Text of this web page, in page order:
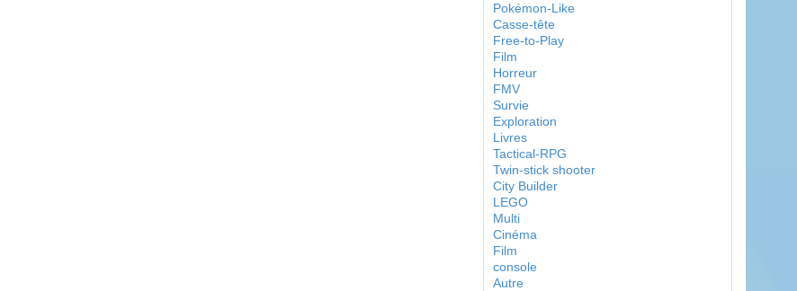
Pokémon-Like
Casse-tête
Free-to-Play
Film
Horreur
FMV
Survie
Exploration
Livres
Tactical-RPG
Twin-stick shooter
City Builder
LEGO
Multi
Cinéma
Film
console
Autre